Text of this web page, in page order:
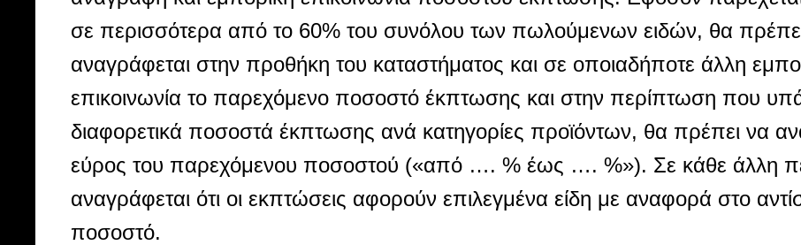
σε περισσότερα από το 60% του συνόλου των πωλούμενων ειδών, θα
αναγράφεται στην προθήκη του καταστήματος και σε οποιαδήποτε άλλη
επικοινωνία το παρεχόμενο ποσοστό έκπτωσης και στην περίπτωση που
διαφορετικά ποσοστά έκπτωσης ανά κατηγορίες προϊόντων, θα πρέπει να
εύρος του παρεχόμενου ποσοστού («από …. % έως …. %»). Σε κάθε άλλη
αναγράφεται ότι οι εκπτώσεις αφορούν επιλεγμένα είδη με αναφορά στο
ποσοστό.